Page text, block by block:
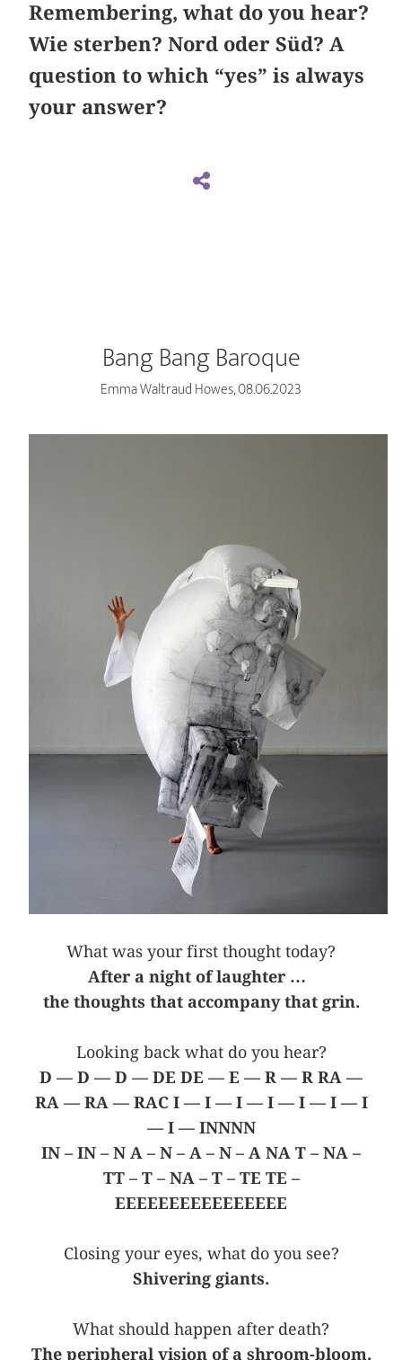
Remembering, what do you hear?
Wie sterben? Nord oder Süd? A
question to which “yes” is always
your answer?
Bang Bang Baroque
Emma Waltraud Howes, 08.06.2023
What was your first thought today?
After a night of laughter …
the thoughts that accompany that grin.
Looking back what do you hear?
D — D — D — DE DE — E — R — R RA —
RA — RA — RAC I — I — I — I — I — I — I
— I — INNNN
IN – IN – N A – N – A – N – A NA T – NA –
TT – T – NA – T – TE TE –
EEEEEEEEEEEEEEEE
Closing your eyes, what do you see?
Shivering giants.
What should happen after death?
The peripheral vision of a shroom-bloom.